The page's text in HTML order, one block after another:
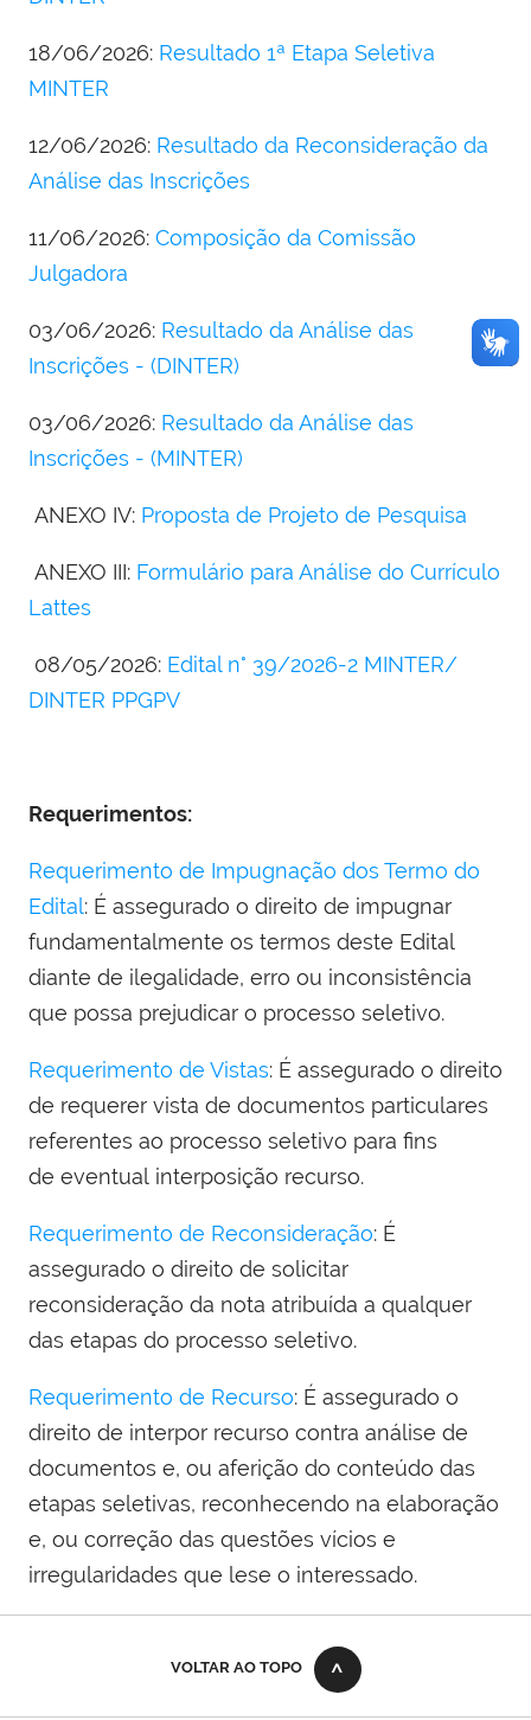
18/06/2026: Resultado 1ª Etapa Seletiva
MINTER
12/06/2026: Resultado da Reconsideração da
Análise das Inscrições
11/06/2026: Composição da Comissão
Julgadora
03/06/2026: Resultado da Análise das
Inscrições - (DINTER)
03/06/2026: Resultado da Análise das
Inscrições - (MINTER)
ANEXO IV: Proposta de Projeto de Pesquisa
ANEXO III: Formulário para Análise do Currículo
Lattes
08/05/2026: Edital n° 39/2026-2 MINTER/
DINTER PPGPV
Requerimentos:
Requerimento de Impugnação dos Termo do
Edital: É assegurado o direito de impugnar
fundamentalmente os termos deste Edital
diante de ilegalidade, erro ou inconsistência
que possa prejudicar o processo seletivo.
Requerimento de Vistas: É assegurado o direito
de requerer vista de documentos particulares
referentes ao processo seletivo para fins
de eventual interposição recurso.
Requerimento de Reconsideração: É
assegurado o direito de solicitar
reconsideração da nota atribuída a qualquer
das etapas do processo seletivo.
Requerimento de Recurso: É assegurado o
direito de interpor recurso contra análise de
documentos e, ou aferição do conteúdo das
etapas seletivas, reconhecendo na elaboração
e, ou correção das questões vícios e
irregularidades que lese o interessado.
VOLTAR AO TOPO